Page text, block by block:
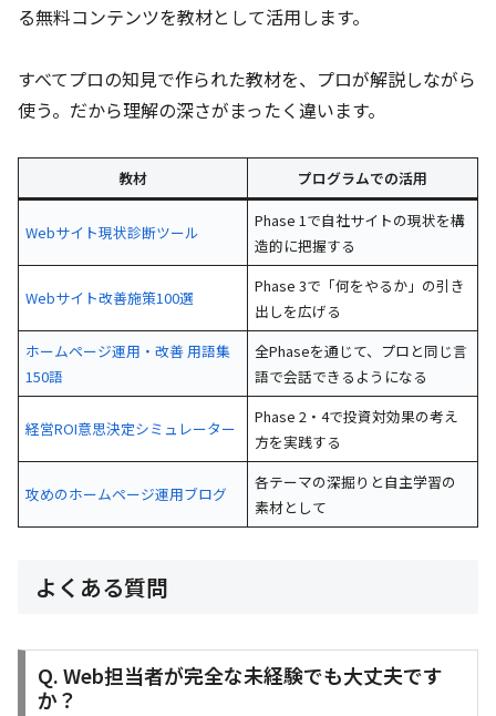
る無料コンテンツを教材として活用します。
すべてプロの知見で作られた教材を、プロが解説しながら
使う。だから理解の深さがまったく違います。
教材 プログラムでの活用
Webサイト現状診断ツール
Phase 1で自社サイトの現状を構
造的に把握する
Webサイト改善施策100選
Phase 3で「何をやるか」の引き
出しを広げる
ホームページ運用・改善 用語集
150語
全Phaseを通じて、プロと同じ言
語で会話できるようになる
経営ROI意思決定シミュレーター
Phase 2・4で投資対効果の考え
方を実践する
攻めのホームページ運用ブログ
各テーマの深掘りと自主学習の
素材として
よくある質問
Q. Web担当者が完全な未経験でも大丈夫です
か？